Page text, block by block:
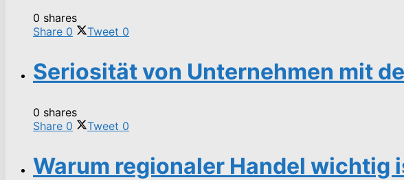
0 shares
Share 0 Tweet 0
Seriosität von Unternehmen mit
0 shares
Share 0 Tweet 0
Warum regionaler Handel wichtig